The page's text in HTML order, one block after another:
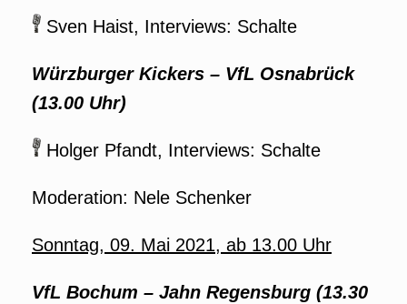
Sven Haist, Interviews: Schalte
Würzburger Kickers – VfL Osnabrück
(13.00 Uhr)
Holger Pfandt, Interviews: Schalte
Moderation: Nele Schenker
Sonntag, 09. Mai 2021, ab 13.00 Uhr
VfL Bochum – Jahn Regensburg (13.30